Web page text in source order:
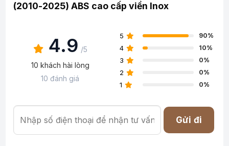
(2010-2025) ABS cao cấp viền Inox
4.9 /5
10 khách hài lòng
10 đánh giá
5 90%
4 10%
3 0%
2 0%
1 0%
Gửi đi